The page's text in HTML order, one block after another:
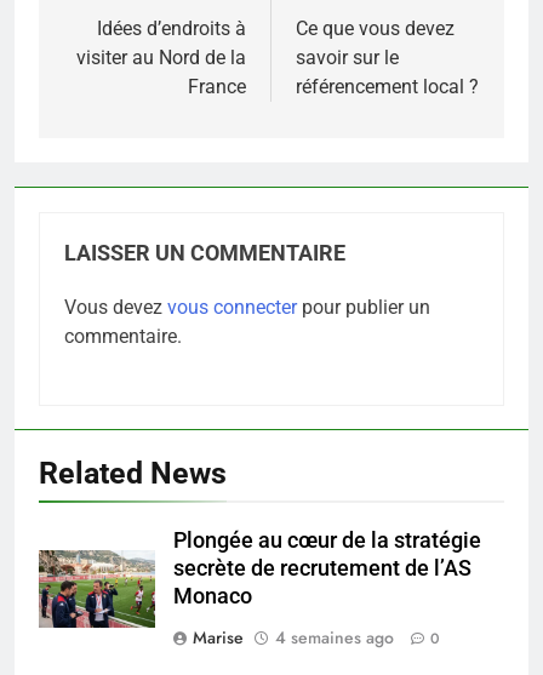
Idées d’endroits à
visiter au Nord de la
France
Ce que vous devez
savoir sur le
référencement local ?
LAISSER UN COMMENTAIRE
Vous devez vous connecterpour publier un
commentaire.
Related News
Plongée au cœur de la stratégie
secrète de recrutement de l’AS
Monaco
Marise
4 semaines ago 0
5
Les secrets révélés pour une
peau éclatante grâce à The
Ordinary
SANTÉ